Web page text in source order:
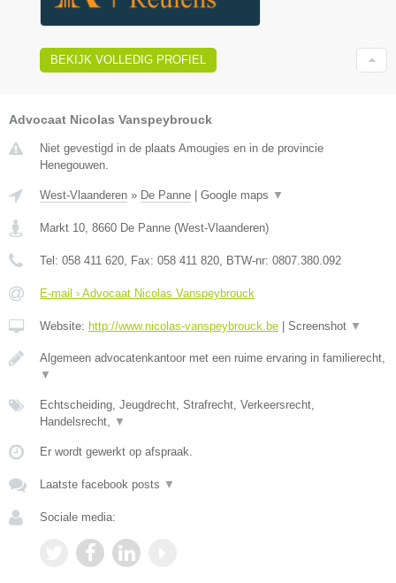
BEKIJK VOLLEDIG PROFIEL
Advocaat Nicolas Vanspeybrouck
Niet gevestigd in de plaats Amougies en in de provincie
Henegouwen.
West-Vlaanderen » De Panne Google maps ▼
Markt 10, 8660 De Panne (West-Vlaanderen)
Tel: 058 411 620, Fax: 058 411 820, BTW-nr: 0807.380.092
E-mail › Advocaat Nicolas Vanspeybrouck
Website: http://www.nicolas-vanspeybrouck.be Screenshot ▼
Algemeen advocatenkantoor met een ruime ervaring in familierecht,
▼
Echtscheiding, Jeugdrecht, Strafrecht, Verkeersrecht,
Handelsrecht, ▼
Er wordt gewerkt op afspraak.
Laatste facebook posts ▼
Sociale media: